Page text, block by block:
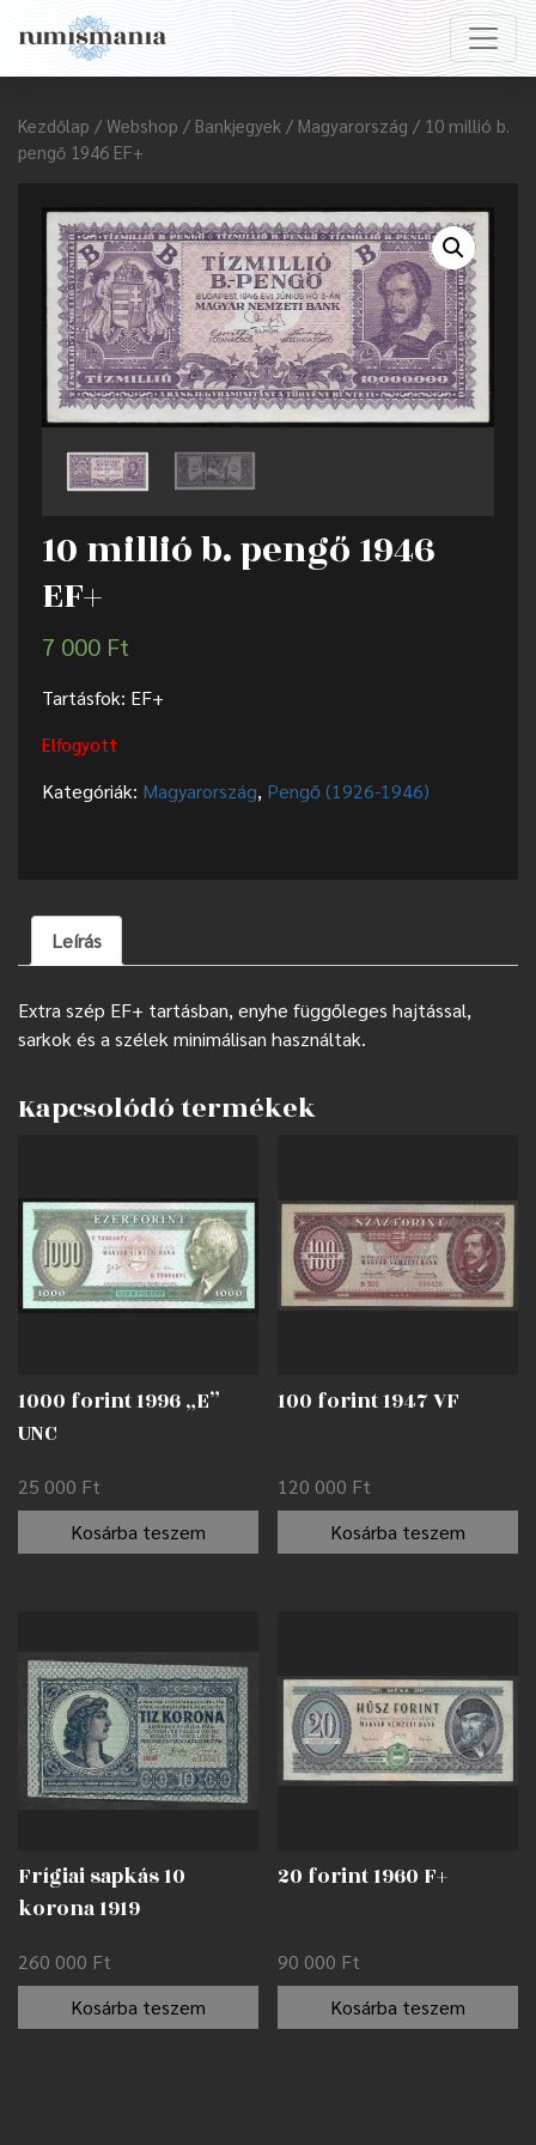
Kezdőlap / Webshop / Bankjegyek / Magyarország / 10 millió b.
pengő 1946 EF+
10 millió b. pengő 1946
EF+
7 000 Ft
Tartásfok: EF+
Elfogyott
Kategóriák: Magyarország, Pengő (1926-1946)
Leírás
Extra szép EF+ tartásban, enyhe függőleges hajtással,
sarkok és a szélek minimálisan használtak.
Kapcsolódó termékek
1000 forint 1996 „E”
UNC
25 000 Ft
Kosárba teszem
100 forint 1947 VF
120 000 Ft
Kosárba teszem
Frígiai sapkás 10
korona 1919
260 000 Ft
Kosárba teszem
20 forint 1960 F+
90 000 Ft
Kosárba teszem